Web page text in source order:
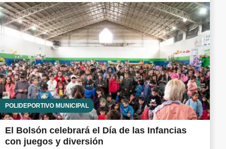
POLIDEPORTIVO MUNICIPAL
El Bolsón celebrará el Día de las Infancias
con juegos y diversión